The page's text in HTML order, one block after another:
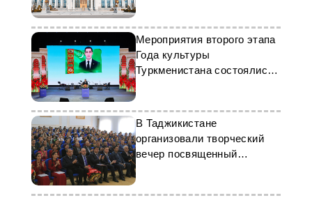
Мероприятия второго этапа
Года культуры
Туркменистана состоялись
в КНР
В Таджикистане
организовали творческий
вечер посвященный
Махтумкули